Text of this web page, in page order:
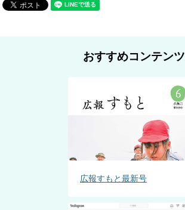
おすすめコンテンツ
広報すもと最新号